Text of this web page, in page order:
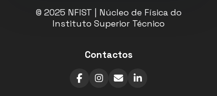
© 2025 NFIST | Núcleo de Física do
Instituto Superior Técnico
Contactos